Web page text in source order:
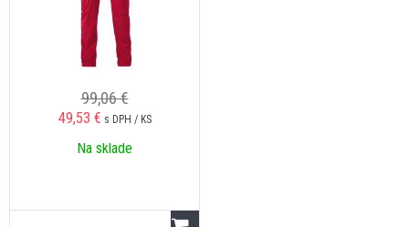
99,06 €
49,53 € s DPH / KS
Na sklade